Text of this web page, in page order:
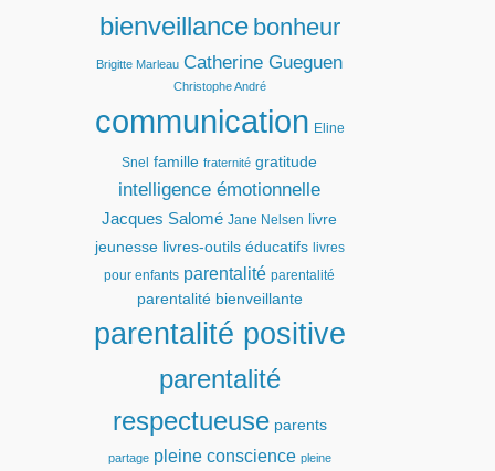
bienveillance bonheur
Brigitte Marleau Catherine Gueguen
Christophe André
communication Eline
Snel famille fraternité gratitude
intelligence émotionnelle
Jacques Salomé Jane Nelsen
livre
jeunesse livres-outils éducatifs livres
pour enfants parentalité parentalité
parentalité bienveillante
parentalité positive
parentalité
respectueuse parents
partage pleine conscience pleine